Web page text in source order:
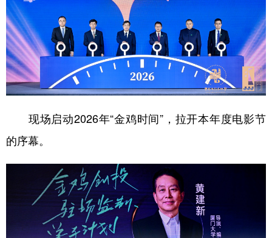
现场启动2026年“金鸡时间”，拉开本年度电影节
的序幕。